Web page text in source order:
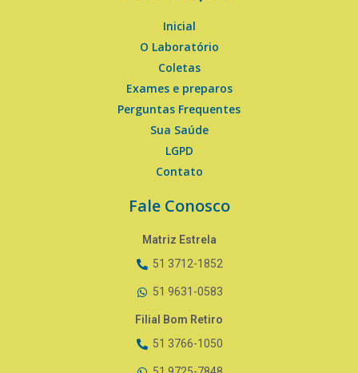
Inicial
O Laboratório
Coletas
Exames e preparos
Perguntas Frequentes
Sua Saúde
LGPD
Contato
Fale Conosco
Matriz Estrela
51 3712-1852
51 9631-0583
Filial Bom Retiro
51 3766-1050